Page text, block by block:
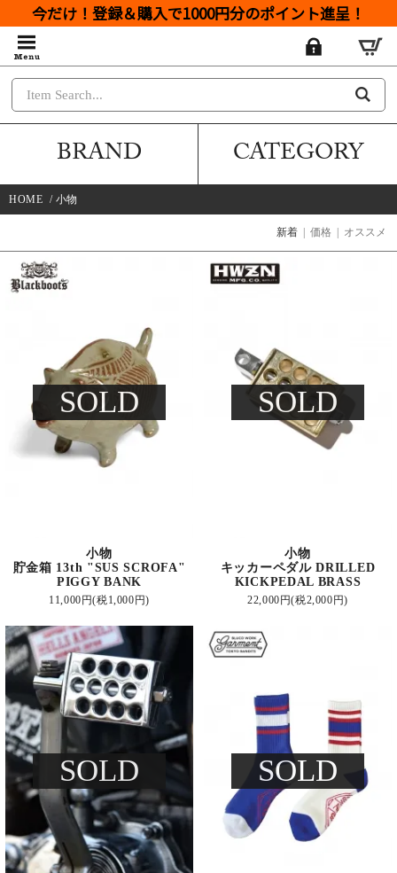
今だけ！登録＆購入で1000円分のポイント進呈！
BRAND CATEGORY
HOME / 小物
新着 価格 オススメ
SOLD
小物
貯金箱 13th "SUS SCROFA"
PIGGY BANK
11,000円(税1,000円)
SOLD
小物
キッカーペダル DRILLED
KICKPEDAL BRASS
22,000円(税2,000円)
SOLD SOLD